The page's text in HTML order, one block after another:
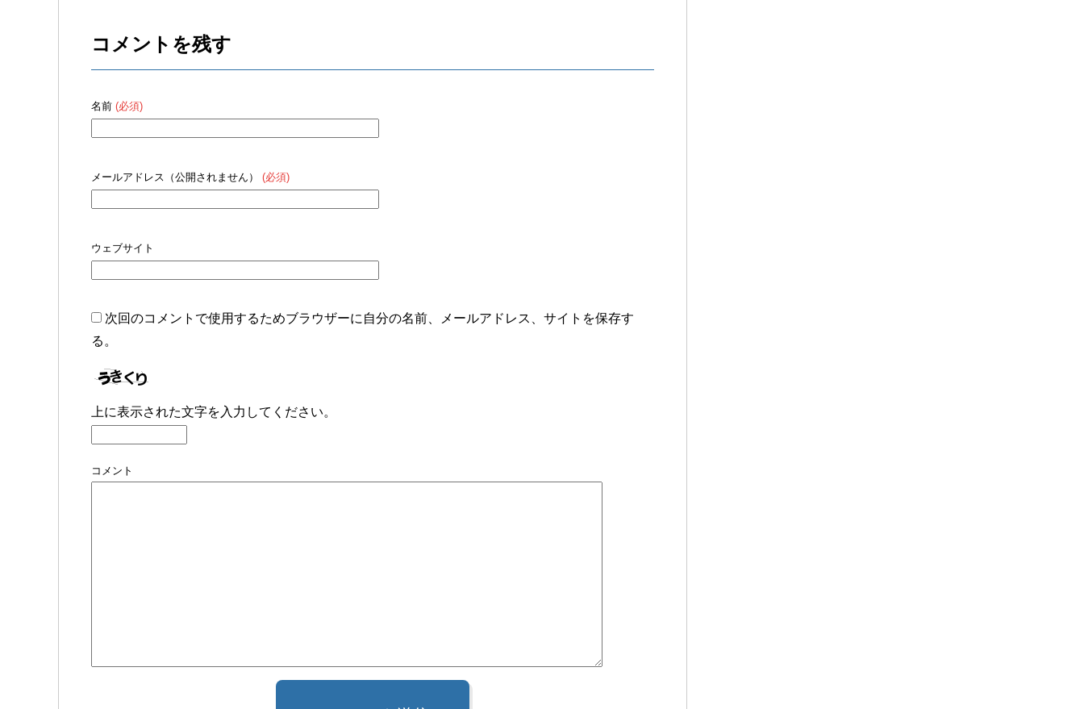
コメントを残す
名前 (必須)
メールアドレス（公開されません） (必須)
ウェブサイト
次回のコメントで使用するためブラウザーに自分の名前、メールアドレス、サイトを保存す
る。
上に表示された文字を入力してください。
コメント